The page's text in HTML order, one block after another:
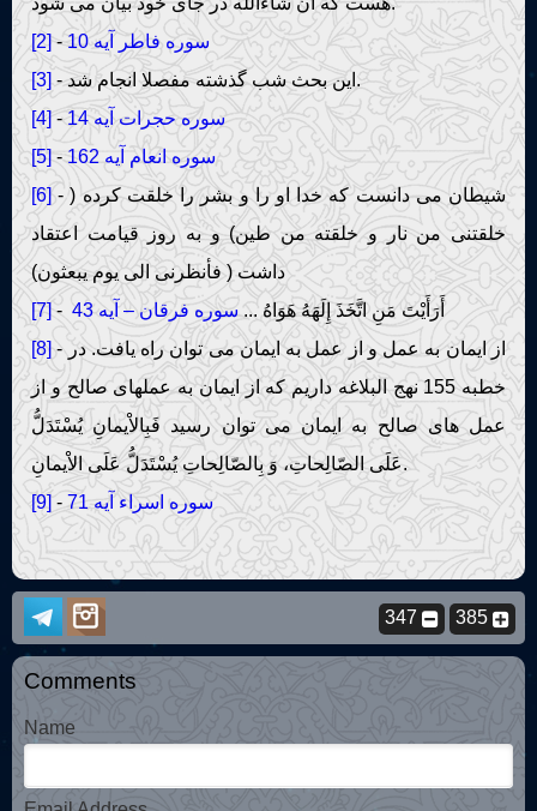
[2] -
سوره فاطر آیه 10
[3]
- این بحث شب گذشته مفصلا انجام شد.
[4]-
سوره حجرات آیه 14
[5] -
سوره انعام آیه 162
[6] - شیطان می دانست که خدا او را و بشر را خلقت کرده (
خلقتنی من نار و خلقته من طین) و به روز قیامت اعتقاد
داشت ( فأنظرنی الی یوم یبعثون)
[7]
- أَرَأَيْتَ مَنِ اتَّخَذَ إِلَهَهُ هَوَاهُ ...سوره فرقان – آیه 43
[8] - از ایمان به عمل و از عمل به ایمان می توان راه یافت. در
خطبه 155 نهج البلاغه داریم که از ایمان به عملهای صالح و از
عمل های صالح به ایمان می توان رسید فَبِالاْيمانِ يُسْتَدَلُّ
عَلَى الصّالِحاتِ، وَ بِالصّالِحاتِ يُسْتَدَلُّ عَلَى الاْيمانِ.
[9] - سوره اسراء آیه 71
385
347
Comments
Name